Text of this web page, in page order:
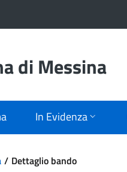
di Messina
In Evidenza
Dettaglio bando